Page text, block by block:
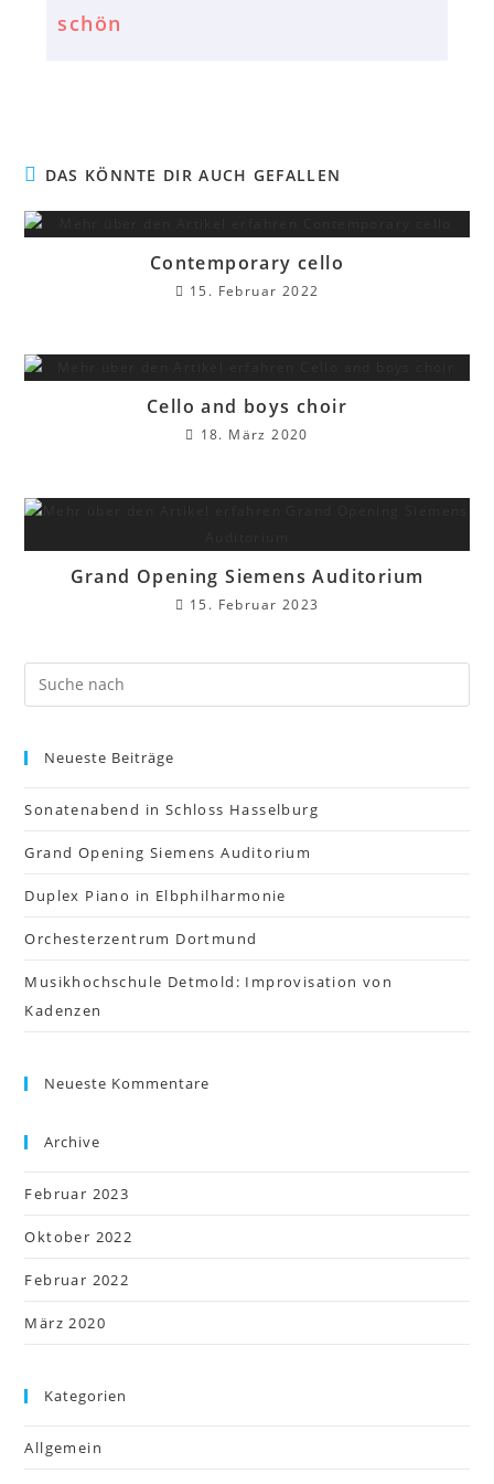
schön
DAS KÖNNTE DIR AUCH GEFALLEN
Contemporary cello
15. Februar 2022
Cello and boys choir
18. März 2020
Grand Opening Siemens Auditorium
15. Februar 2023
Neueste Beiträge
Sonatenabend in Schloss Hasselburg
Grand Opening Siemens Auditorium
Duplex Piano in Elbphilharmonie
Orchesterzentrum Dortmund
Musikhochschule Detmold: Improvisation von
Kadenzen
Neueste Kommentare
Archive
Februar 2023
Oktober 2022
Februar 2022
März 2020
Kategorien
Allgemein